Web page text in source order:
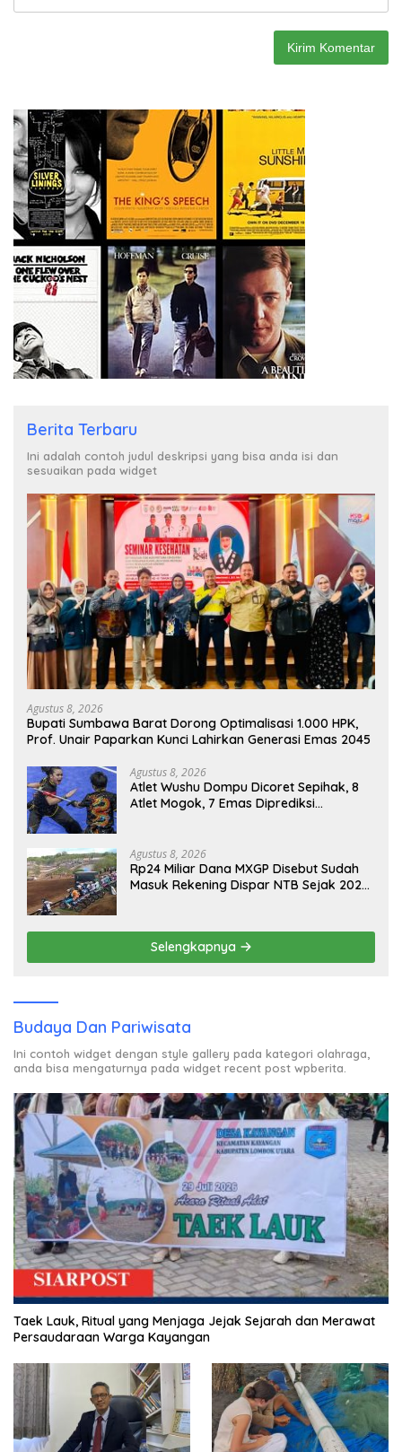
Berita Terbaru
Ini adalah contoh judul deskripsi yang bisa anda isi dan
sesuaikan pada widget
Agustus 8, 2026
Bupati Sumbawa Barat Dorong Optimalisasi 1.000 HPK,
Prof. Unair Paparkan Kunci Lahirkan Generasi Emas 2045
Agustus 8, 2026
Atlet Wushu Dompu Dicoret Sepihak, 8
Atlet Mogok, 7 Emas Diprediksi
Agustus 8, 2026
Rp24 Miliar Dana MXGP Disebut Sudah
Masuk Rekening Dispar NTB Sejak 2024,
Selengkapnya
Budaya Dan Pariwisata
Ini contoh widget dengan style gallery pada kategori olahraga,
anda bisa mengaturnya pada widget recent post wpberita.
Taek Lauk, Ritual yang Menjaga Jejak Sejarah dan Merawat
Persaudaraan Warga Kayangan